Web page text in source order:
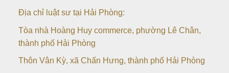
Địa chỉ luật sư tại Hải Phòng:
Tòa nhà Hoàng Huy commerce, phường Lê Chân,
thành phố Hải Phòng
Thôn Vân Kỳ, xã Chấn Hưng, thành phố Hải Phòng